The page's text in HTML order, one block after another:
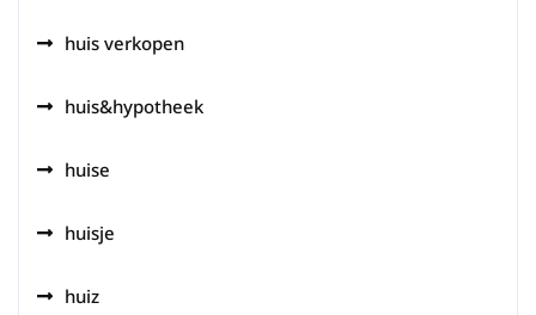
huis verkopen
huis&hypotheek
huise
huisje
huiz